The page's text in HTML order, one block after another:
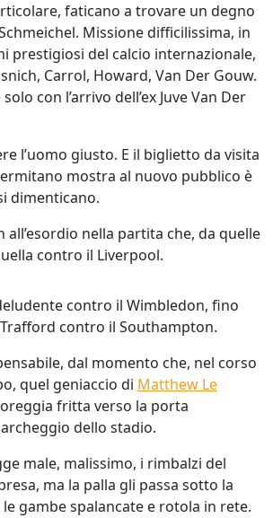
faticano a trovare un degno
Missione difficilissima, in
prestigiosi del calcio internazionale,
Carrol, Howard, Van Der Gouw.
con l’arrivo dell’ex Juve Van Der
l’uomo giusto. E il biglietto da visita
mostra al nuovo pubblico è
dimenticano.
all’esordio nella partita che, da quelle
contro il Liverpool.
contro il Wimbledon, fino
contro il Southampton.
dal momento che, nel corso
quel geniaccio di Matthew Le
fritta verso la porta
dello stadio.
male, malissimo, i rimbalzi del
ma la palla gli passa sotto la
gambe spalancate e rotola in rete.